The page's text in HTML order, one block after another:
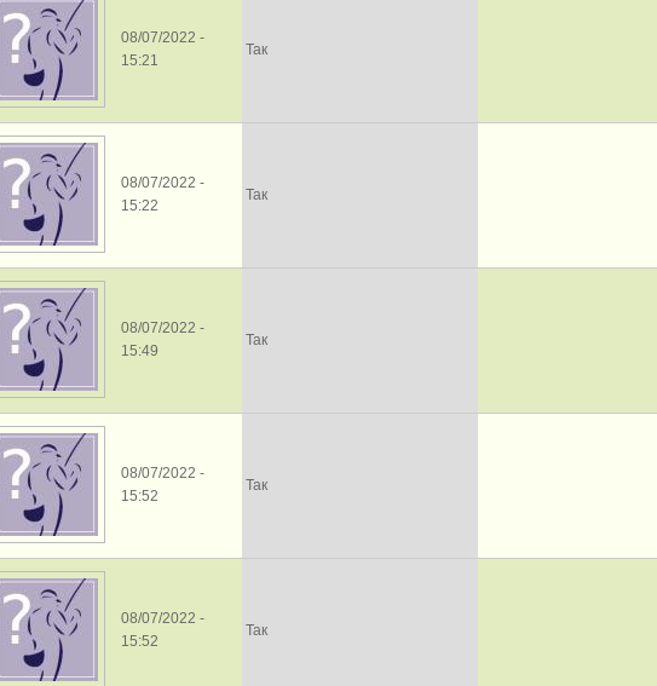
08/07/2022 -
15:21
Так
08/07/2022 -
15:22
Так
08/07/2022 -
15:49
Так
08/07/2022 -
15:52
Так
08/07/2022 -
15:52
Так